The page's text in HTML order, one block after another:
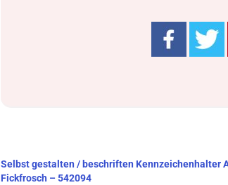
Beitragsnavigation
Selbst gestalten / beschriften Kennzeichenhalter
Fickfrosch – 542094